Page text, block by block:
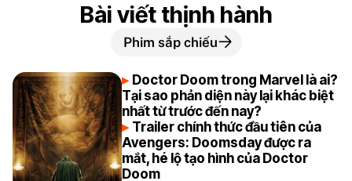
Bài viết thịnh hành
Phim sắp chiếu
Doctor Doom trong Marvel là ai?
Tại sao phản diện này lại khác biệt
nhất từ trước đến nay?
Trailer chính thức đầu tiên của
Avengers: Doomsday được ra
mắt, hé lộ tạo hình của Doctor
Doom